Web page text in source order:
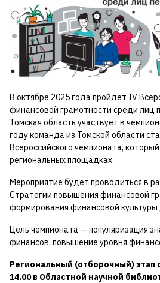
В октябре 2025 года пройдет IV
финансовой грамотности среди лиц
Томская область участвует в
году команда из Томской области
Всероссийского чемпионата,
региональных площадках.
Мероприятие будет проводиться в
Стратегии повышения финансовой
формирования финансовой культуры
Цель чемпионата — популяризация
финансов, повышение уровня
Региональный (отборочный) этап
14.00в Областной научной